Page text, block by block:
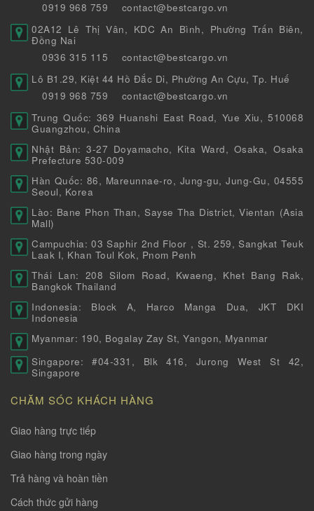
0919 968 759
contact@bestcargo.vn
02A12 Lê Thị Vân, KDC An Bình, Phường Trấn Biên,
Đồng Nai
0936 315 115
contact@bestcargo.vn
Lô B1.29, Kiệt 44 Hồ Đắc Di, Phường An Cựu, Tp. Huế
0919 968 759
contact@bestcargo.vn
Trung Quốc: 369 Huanshi East Road, Yue Xiu, 510068
Guangzhou, China
Nhật Bản: 3-27 Doyamacho, Kita Ward, Osaka, Osaka
Prefecture 530-009
Hàn Quốc: 86, Mareunnae-ro, Jung-gu, Jung-Gu, 04555
Seoul, Korea
Lào: Bane Phon Than, Sayse Tha District, Vientan (Asia
Mall)
Campuchia: 03 Saphir 2nd Floor , St. 259, Sangkat Teuk
Laak I, Khan Toul Kok, Pnom Penh
Thái Lan: 208 Silom Road, Kwaeng, Khet Bang Rak,
Bangkok Thailand
Indonesia: Block A, Harco Manga Dua, JKT DKI
Indonesia
Myanmar: 190, Bogalay Zay St, Yangon, Myanmar
Singapore: #04-331, Blk 416, Jurong West St 42,
Singapore
CHĂM SÓC KHÁCH HÀNG
Giao hàng trực tiếp
Giao hàng trong ngày
Trả hàng và hoàn tiền
Cách thức gửi hàng